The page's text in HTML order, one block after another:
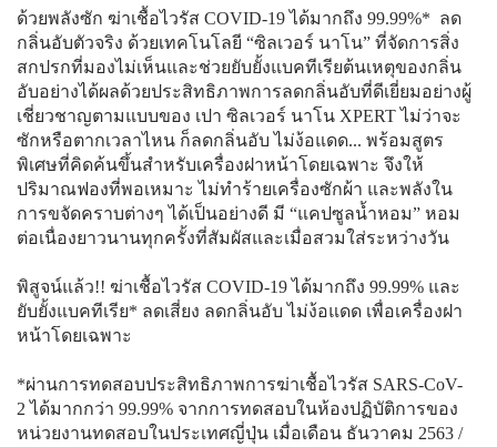
ด้วยพลังซัก ฆ่าเชื้อไวรัส COVID-19 ได้มากถึง 99.99%* ลด
กลิ่นอับตัวจริง ด้วยเทคโนโลยี “ซิลเวอร์ นาโน” ที่จัดการสิ่ง
สกปรกที่มองไม่เห็นและช่วยยับยั้งแบคทีเรียต้นเหตุของกลิ่น
อับอย่างได้ผลด้วยประสิทธิภาพการลดกลิ่นอับที่ดีเยี่ยมอย่างผู้
เชี่ยวชาญตามแบบของ เปา ซิลเวอร์ นาโน XPERT ไม่ว่าจะ
ซักหรือตากเวลาไหน ก็ลดกลิ่นอับ ไม่ง้อแดด... พร้อมสูตร
พิเศษที่คิดค้นขึ้นสำหรับเครื่องฝาหน้าโดยเฉพาะ จึงให้
ปริมาณฟองที่พอเหมาะ ไม่ทำร้ายเครื่องซักผ้า และพลังใน
การขจัดคราบต่างๆ ได้เป็นอย่างดี มี “แคปซูลน้ำหอม” หอม
ต่อเนื่องยาวนานทุกครั้งที่สัมผัสและเมื่อสวมใส่ระหว่างวัน
พิสูจน์แล้ว!! ฆ่าเชื้อไวรัส COVID-19 ได้มากถึง 99.99% และ
ยับยั้งแบคทีเรีย* ลดเสี่ยง ลดกลิ่นอับ ไม่ง้อแดด เพื่อเครื่องฝา
หน้าโดยเฉพาะ
*ผ่านการทดสอบประสิทธิภาพการฆ่าเชื้อไวรัส SARS-CoV-
2ได้มากกว่า 99.99% จากการทดสอบในห้องปฏิบัติการของ
หน่วยงานทดสอบในประเทศญี่ปุ่น เมื่อเดือน ธันวาคม 2563 /